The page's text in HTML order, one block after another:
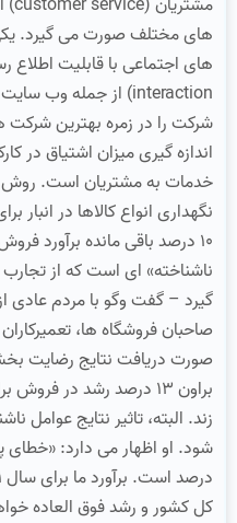
های مختلف صورت می گیرد. یکی
شرکت را در زمره بهترین شرکت
اندازه گیری میزان اشتیاق در
خدمات به مشتریان است.
نگهداری انواع کالاها در
10 درصد باقی مانده برآورد
ناشناخته» ای است که از
گیرد – گفت وگو با مردم
صاحبان فروشگاه ها،
صورت دریافت نتایج رضایت
براون 13 درصد رشد در
زند. البته، تاثیر نتایج عوامل
کل کشور و رشد فوق العاده